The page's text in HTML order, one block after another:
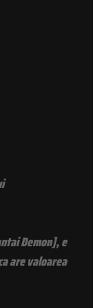
Demon], e
are valoarea